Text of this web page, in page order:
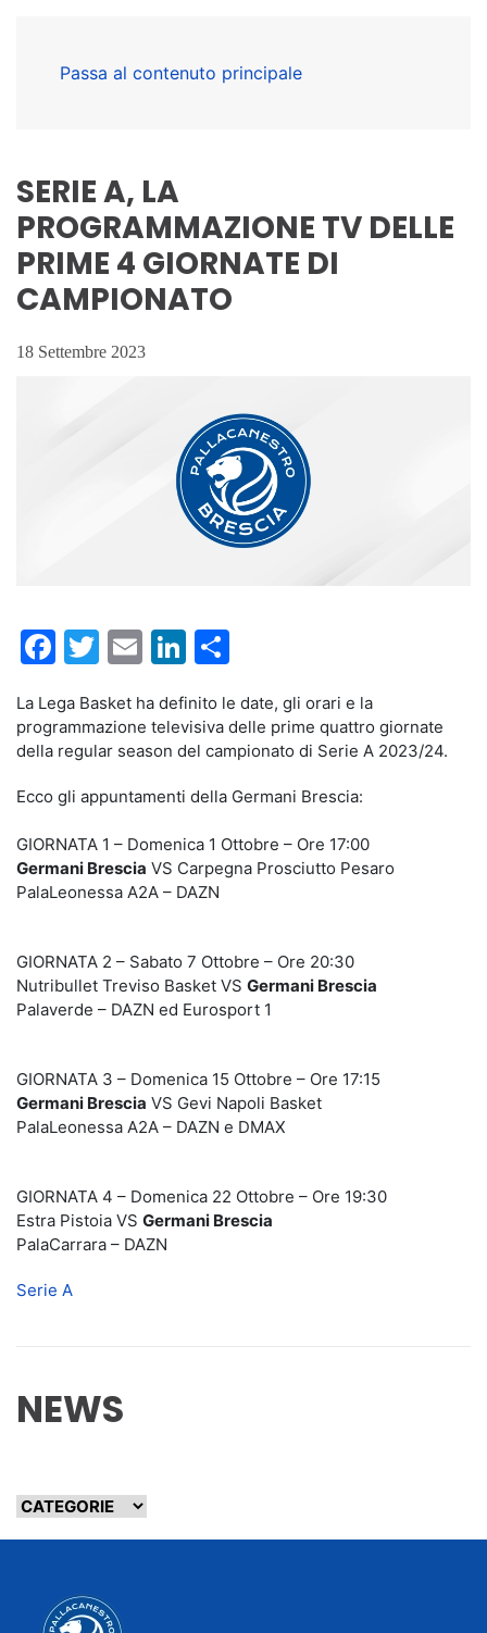
Passa al contenuto principale
SERIE A, LA
PROGRAMMAZIONE TV DELLE
PRIME 4 GIORNATE DI
CAMPIONATO
18 Settembre 2023
Facebook
Twitter
EmailLinkedIn
La Lega Basket ha definito le date, gli orari e la
programmazione televisiva delle prime quattro giornate
della regular season del campionato di Serie A 2023/24.
Ecco gli appuntamenti della Germani Brescia:
GIORNATA 1 – Domenica 1 Ottobre – Ore 17:00
Germani Brescia VS Carpegna Prosciutto Pesaro
PalaLeonessa A2A – DAZN
GIORNATA 2 – Sabato 7 Ottobre – Ore 20:30
Nutribullet Treviso Basket VS Germani Brescia
Palaverde – DAZN ed Eurosport 1
GIORNATA 3 – Domenica 15 Ottobre – Ore 17:15
Germani Brescia VS Gevi Napoli Basket
PalaLeonessa A2A – DAZN e DMAX
GIORNATA 4 – Domenica 22 Ottobre – Ore 19:30
Estra Pistoia VS Germani Brescia
PalaCarrara – DAZN
Serie A
NEWS